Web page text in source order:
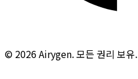
© 2026 Airygen. 모든 권리 보유.